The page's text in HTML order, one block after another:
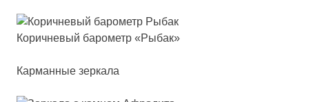
Корич­не­вый ба­ро­метр «Рыбак»
Карманные зеркала